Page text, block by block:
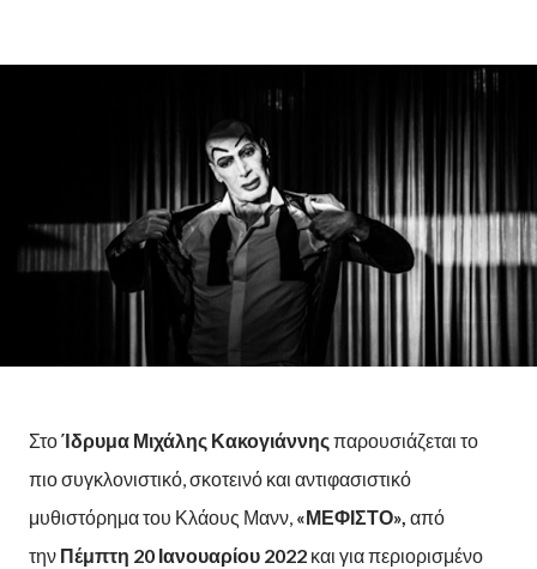
ΣτοΊδρυμα Μιχάλης Κακογιάννηςπαρουσιάζεται το
πιο συγκλονιστικό, σκοτεινό και αντιφασιστικό
μυθιστόρημα του Κλάους Μανν, «ΜΕΦΙΣΤΟ», από
την Πέμπτη 20 Ιανουαρίου 2022 και για περιορισμένο